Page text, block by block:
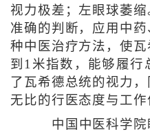
视力极差；左眼球萎
准确的判断，应用中
种中医治疗方法，使
到1米指数，能够履行
了瓦希德总统的视力
无比的行医态度与工作
中国中医科学